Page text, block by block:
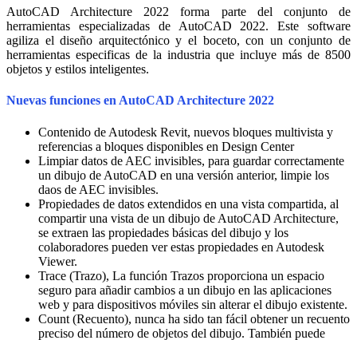
AutoCAD Architecture 2022 forma parte del conjunto de
herramientas especializadas de AutoCAD 2022. Este software
agiliza el diseño arquitectónico y el boceto, con un conjunto de
herramientas especificas de la industria que incluye más de 8500
objetos y estilos inteligentes.
Nuevas funciones en AutoCAD Architecture 2022
Contenido de Autodesk Revit, nuevos bloques multivista y
referencias a bloques disponibles en Design Center
Limpiar datos de AEC invisibles, para guardar correctamente
un dibujo de AutoCAD en una versión anterior, limpie los
daos de AEC invisibles.
Propiedades de datos extendidos en una vista compartida, al
compartir una vista de un dibujo de AutoCAD Architecture,
se extraen las propiedades básicas del dibujo y los
colaboradores pueden ver estas propiedades en Autodesk
Viewer.
Trace (Trazo), La función Trazos proporciona un espacio
seguro para añadir cambios a un dibujo en las aplicaciones
web y para dispositivos móviles sin alterar el dibujo existente.
Count (Recuento), nunca ha sido tan fácil obtener un recuento
preciso del número de objetos del dibujo. También puede